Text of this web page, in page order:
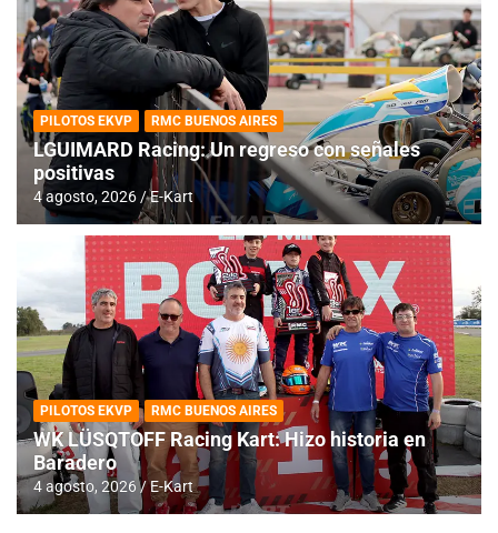
PILOTOS EKVP RMC BUENOS AIRES
LGUIMARD Racing: Un regreso con señales
positivas
4 agosto, 2026 E-Kart
PILOTOS EKVP RMC BUENOS AIRES
WK LÜSQTOFF Racing Kart: Hizo historia en
Baradero
4 agosto, 2026 E-Kart